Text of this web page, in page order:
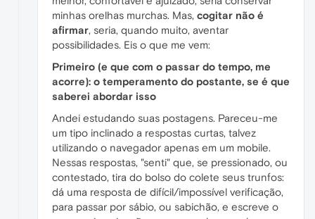
minhas orelhas murchas. Mas, cogitar não é
afirmar, seria, quando muito, aventar
possibilidades. Eis o que me vem:
Primeiro (e que com o passar do tempo, me
acorre): o temperamento do postante, se é que
saberei abordar isso
Andei estudando suas postagens. Pareceu-me
um tipo inclinado a respostas curtas, talvez
utilizando o navegador apenas em um mobile.
Nessas respostas, "senti" que, se pressionado, ou
contestado, tira do bolso do colete seus trunfos:
dá uma resposta de difícil/impossível verificação,
para passar por sábio, ou sabichão, e escreve o